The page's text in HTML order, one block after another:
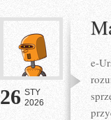
26 STY
2026
e-